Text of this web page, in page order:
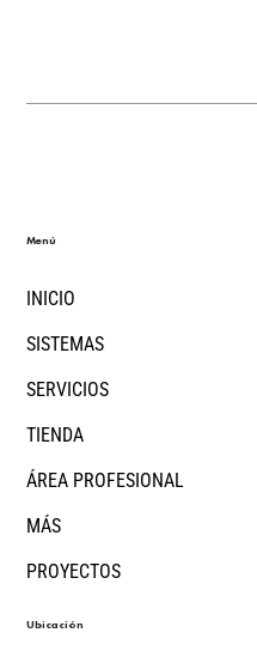
INICIO
SISTEMAS
SERVICIOS
TIENDA
ÁREA PROFESIONAL
MÁS
PROYECTOS
Menú
Ubicación